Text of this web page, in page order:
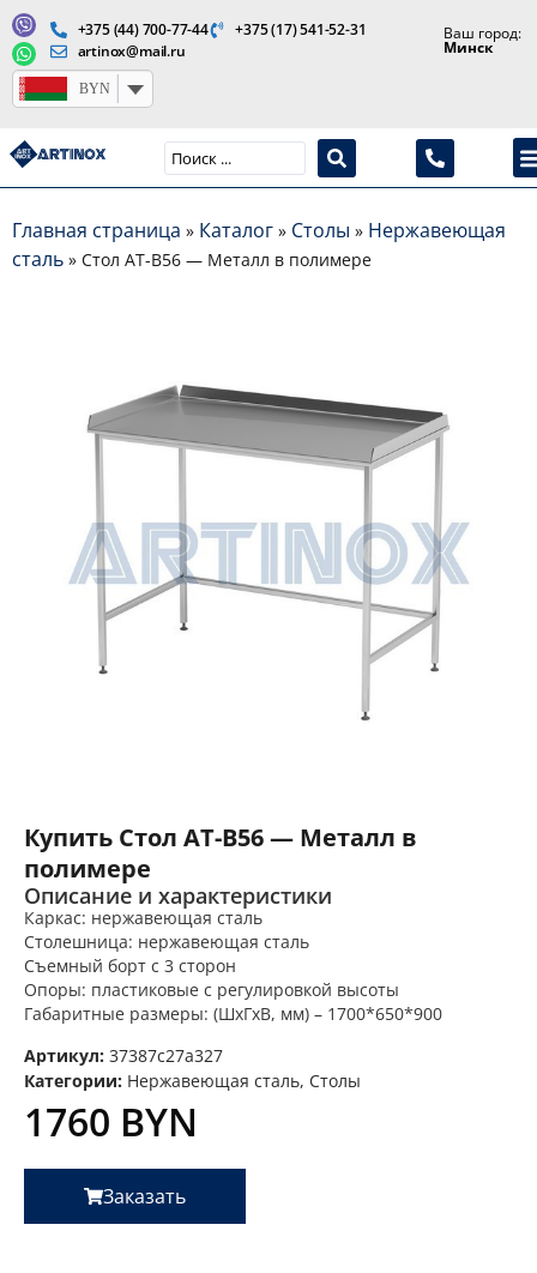
Главная страница » Каталог » Столы » Нержавеющая
сталь » Стол AT-B56 — Металл в полимере
Купить Стол AT-B56 — Металл в
полимере
Описание и характеристики
Каркас: нержавеющая сталь
Столешница: нержавеющая сталь
Съемный борт с 3 сторон
Опоры: пластиковые с регулировкой высоты
Габаритные размеры: (ШхГхВ, мм) – 1700*650*900
Артикул: 37387c27a327
Категории: Нержавеющая сталь, Столы
1760 BYN
Заказать
+375 (44) 700-77-44
+375 (17) 541-52-31
artinox@mail.ru
Ваш город:
Минск
BYN
Производство медицинской продукции и